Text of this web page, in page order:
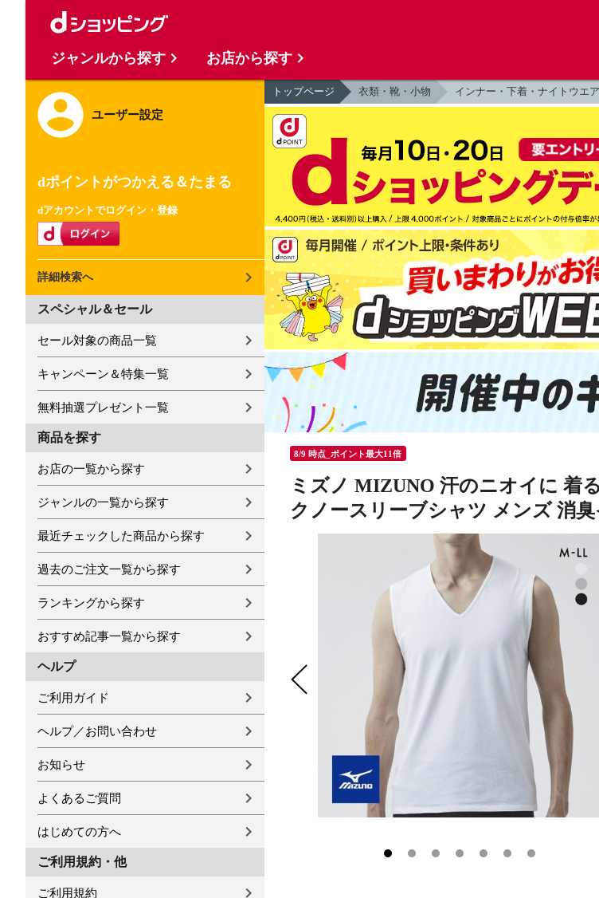
ユーザー設定
dポイントがつかえる＆たまる
dアカウントでログイン・登録
詳細検索へ
スペシャル＆セール
セール対象の商品一覧
キャンペーン＆特集一覧
無料抽選プレゼント一覧
商品を探す
お店の一覧から探す
ジャンルの一覧から探す
最近チェックした商品から探す
過去のご注文一覧から探す
ランキングから探す
おすすめ記事一覧から探す
ヘルプ
ご利用ガイド
ヘルプ／お問い合わせ
お知らせ
よくあるご質問
はじめての方へ
ご利用規約・他
ご利用規約
トップページ 衣類・靴・小物 インナー・下着・ナイトウエア
8/9 時点_ポイント最大11倍
ミズノ MIZUNO 汗のニオイに 着
クノースリーブシャツ メンズ 消
ジャンルから探す お店から探す